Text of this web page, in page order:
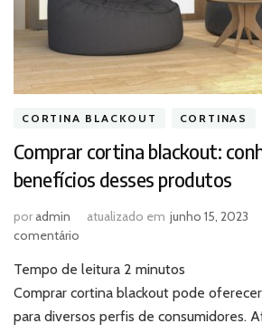
CORTINA BLACKOUT CORTINAS
Comprar cortina blackout:
benefícios desses produtos
poradmin atualizado em junho 15, 2023
comentário
cortina
blackout:
conheça
Tempo de leitura 2 minutos
Comprar cortina blackout pode
para diversos perfis de consumidores.